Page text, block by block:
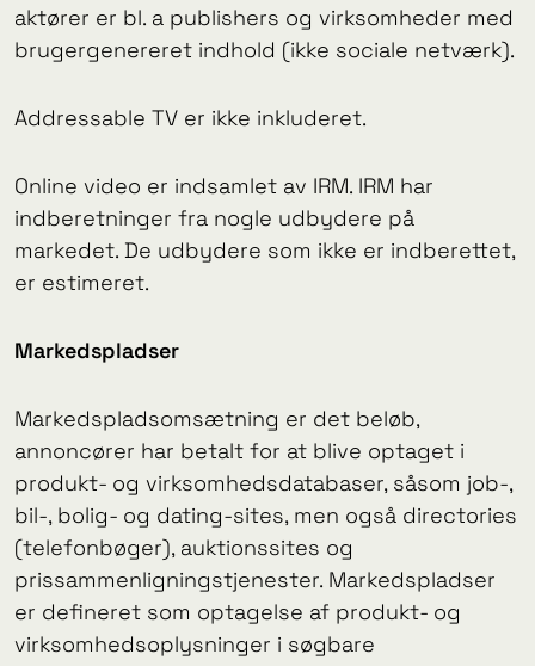
aktører er bl. a publishers og virksomheder med
brugergenereret indhold (ikke sociale netværk).
Addressable TV er ikke inkluderet.
Online video er indsamlet av IRM. IRM har
indberetninger fra nogle udbydere på
markedet. De udbydere som ikke er indberettet,
er estimeret.
Markedspladser
Markedspladsomsætning er det beløb,
annoncører har betalt for at blive optaget i
produkt- og virksomhedsdatabaser, såsom job-,
bil-, bolig- og dating-sites, men også directories
(telefonbøger), auktionssites og
prissammenligningstjenester. Markedspladser
er defineret som optagelse af produkt- og
virksomhedsoplysninger i søgbare